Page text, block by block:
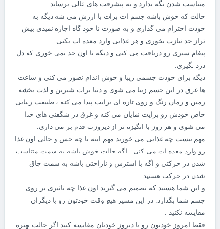
متناسب شدن نگه بدارد و به پیشرفت های عالی برساند.
حالت که خوش باشه جسم ات برات با ارزش می شه دیگه به
خودت احترام می گذاری و به صورت نا خودآگاه اجازه نمیدی بیش
تراز حد نیازت بخوری و هر غذایی وارد معده ات بکنی .
پیغام سیری رو دریافت می کنی و دیگه تا اون حد نمی خوری که دل
درد بگیری.
دیگه برای خودت جسمی زیبا و خوش اندام تصور می کنی و ساعت
ها غرق در این جسم زیبا می شوی و دنیا برات شیرین و لذت بخشه.
زمین و زمان رنگ و روی تازه ای برایت پیدا می کنه ، طبیعت زیبایی
خاص خودش رو برایت نمایان می کنه و غرق در شگفتی های خدا
می شوی و هر روز با انگیزه تر از دیروزت قدم بر می داری.
مهم نیست چه غذایی می خورید مهم اینه با چه حس و حالی اون غذا
رو وارد معده ات می کنی . اگه حالت خوش باشه به سمت متناسب
شدن در حرکتی و اگه با استرس و ناراحتی باشه به سمت چاق
شدن در حرکت هستید .
و این شما هستید که تصمیم می گیرید اون غذا چه تاثیری بر روی
جسم شما بگذارد. در این مسیر هیچ وقت خودتون رو با دیگران
مقایسه نکنید .
فقط امروز خودتون رو با دیروز خودتان مقایسه کنید اگر حالت بهتره